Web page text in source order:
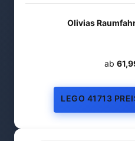
Olivias
ab
LEGO 41713